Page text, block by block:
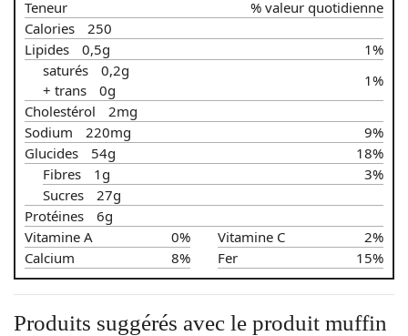
Teneur
% valeur quotidienne
Calories
250
Lipides
0,5g
1%
saturés
0,2g
+ trans
0g
1%
Cholestérol
2mg
Sodium
220mg
9%
Glucides
54g
18%
Fibres
1g
3%
Sucres
27g
Protéines
6g
Vitamine A
0% Vitamine C
2%
Calcium
8% Fer 15%
Produits suggérés avec le produit muffin